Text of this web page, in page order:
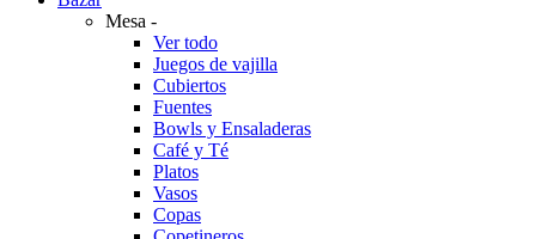
Mesa -
Ver todo
Juegos de vajilla
Cubiertos
Fuentes
Bowls y Ensaladeras
Café y Té
Platos
Vasos
Copas